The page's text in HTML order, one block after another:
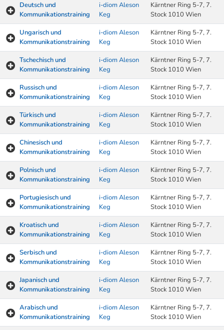
Deutsch und
Kommunikationstraining
i-diom Aleson
Keg
Kärntner Ring 5-7, 7.
Stock 1010 Wien
Ungarisch und
Kommunikationstraining
i-diom Aleson
Keg
Kärntner Ring 5-7, 7.
Stock 1010 Wien
Tschechisch und
Kommunikationstraining
i-diom Aleson
Keg
Kärntner Ring 5-7, 7.
Stock 1010 Wien
Russisch und
Kommunikationstraining
i-diom Aleson
Keg
Kärntner Ring 5-7, 7.
Stock 1010 Wien
Türkisch und
Kommunikationstraining
i-diom Aleson
Keg
Kärntner Ring 5-7, 7.
Stock 1010 Wien
Chinesisch und
Kommunikationstraining
i-diom Aleson
Keg
Kärntner Ring 5-7, 7.
Stock 1010 Wien
Polnisch und
Kommunikationstraining
i-diom Aleson
Keg
Kärntner Ring 5-7, 7.
Stock 1010 Wien
Portugiesisch und
Kommunikationstraining
i-diom Aleson
Keg
Kärntner Ring 5-7, 7.
Stock 1010 Wien
Kroatisch und
Kommunikationstraining
i-diom Aleson
Keg
Kärntner Ring 5-7, 7.
Stock 1010 Wien
Serbisch und
Kommunikationstraining
i-diom Aleson
Keg
Kärntner Ring 5-7, 7.
Stock 1010 Wien
Japanisch und
Kommunikationstraining
i-diom Aleson
Keg
Kärntner Ring 5-7, 7.
Stock 1010 Wien
Arabisch und
Kommunikationstraining
i-diom Aleson
Keg
Kärntner Ring 5-7, 7.
Stock 1010 Wien